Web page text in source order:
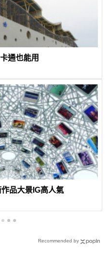
通也能用
品大景IG高人氣
Recommended by